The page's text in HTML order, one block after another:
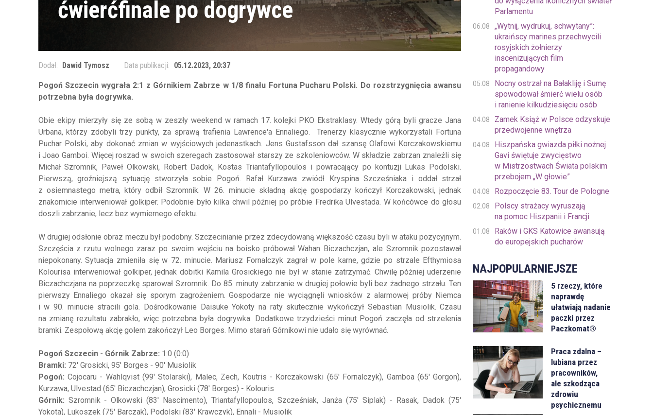
ćwierćfinale po dogrywce
Dodał: Dawid Tymosz Data publikacji: 05.12.2023, 20:37
Pogoń Szczecin wygrała 2:1 z Górnikiem Zabrze w 1/8 finału Fortuna Pucharu Polski. Do rozstrzygnięcia awansu
potrzebna była dogrywka.
Obie ekipy mierzyły się ze sobą w zeszły weekend w ramach 17. kolejki PKO Ekstraklasy. Wtedy górą byli gracze Jana
Urbana, którzy zdobyli trzy punkty, za sprawą trafienia Lawrence'a Ennaliego. Trenerzy klasycznie wykorzystali Fortuna
Puchar Polski, aby dokonać zmian w wyjściowych jedenastkach. Jens Gustafsson dał szansę Olafowi Korczakowskiemu
i Joao Gamboi. Więcej roszad w swoich szeregach zastosował starszy ze szkoleniowców. W składzie zabrzan znaleźli się
Michał Szromnik, Paweł Olkowski, Robert Dadok, Kostas Triantafyllopoulos i powracający po kontuzji Lukas Podolski.
Pierwszą, groźniejszą sytuację stworzyła sobie Pogoń. Rafał Kurzawa zwiódł Kryspina Szcześniaka i oddał strzał
z osiemnastego metra, który odbił Szromnik. W 26. minucie składną akcję gospodarzy kończył Korczakowski, jednak
znakomicie interweniował golkiper. Podobnie było kilka chwil później po próbie Fredrika Ulvestada. W końcówce do głosu
doszli zabrzanie, lecz bez wymiernego efektu.
W drugiej odsłonie obraz meczu był podobny. Szczecinianie przez zdecydowaną większość czasu byli w ataku pozycyjnym.
Szczęścia z rzutu wolnego zaraz po swoim wejściu na boisko próbował Wahan Biczachczjan, ale Szromnik pozostawał
niepokonany. Sytuacja zmieniła się w 72. minucie. Mariusz Fornalczyk zagrał w pole karne, gdzie po strzale Efthymiosa
Kolourisa interweniował golkiper, jednak dobitki Kamila Grosickiego nie był w stanie zatrzymać. Chwilę później uderzenie
Biczachczjana na poprzeczkę sparował Szromnik. Do 85. minuty zabrzanie w drugiej połowie byli bez żadnego strzału. Ten
pierwszy Ennaliego okazał się sporym zagrożeniem. Gospodarze nie wyciągnęli wniosków z alarmowej próby Niemca
i w 90. minucie stracili gola. Dośrodkowanie Daisuke Yokoty na raty skutecznie wykończył Sebastian Musiolik. Czasu
na zmianę rezultatu zabrakło, więc potrzebna była dogrywka. Dodatkowe trzydzieści minut Pogoń zaczęła od strzelenia
bramki. Zespołową akcję golem zakończył Leo Borges. Mimo starań Górnikowi nie udało się wyrównać.
Pogoń Szczecin - Górnik Zabrze: 1:0 (0:0)
Bramki: 72' Grosicki, 95' Borges - 90' Musiolik
Pogoń: Cojocaru - Wahlqvist (99' Stolarski), Malec, Zech, Koutris - Korczakowski (65' Fornalczyk), Gamboa (65' Gorgon),
Kurzawa, Ulvestad (65' Biczachczjan), Grosicki (78' Borges) - Kolouris
Górnik: Szromnik - Olkowski (83' Nascimento), Triantafyllopoulos, Szcześniak, Janża (75' Siplak) - Rasak, Dadok (75'
Yokota), Lukoszek (75' Barczak), Podolski (83' Krawczyk), Ennali - Musiolik
Parlamentu
06.08
„Wytnij, wydrukuj, schwytany”:
ukraińscy marines przechwycili
rosyjskich żołnierzy
inscenizujących film
propagandowy
05.08
Nocny ostrzał na Bałakliję i Sumę
spowodował śmierć wielu osób
i ranienie kilkudziesięciu osób
04.08
Zamek Książ w Polsce odzyskuje
przedwojenne wnętrza
04.08
Hiszpańska gwiazda piłki nożnej
Gavi świętuje zwycięstwo
w Mistrzostwach Świata polskim
przebojem „W głowie”
04.08 Rozpoczęcie 83. Tour de Pologne
02.08
Polscy strażacy wyruszają
na pomoc Hiszpanii i Francji
01.08
Raków i GKS Katowice awansują
do europejskich pucharów
NAJPOPULARNIEJSZE
5 rzeczy, które
naprawdę
ułatwiają nadanie
paczki przez
Paczkomat®
Praca zdalna –
lubiana przez
pracowników,
ale szkodząca
zdrowiu
psychicznemu